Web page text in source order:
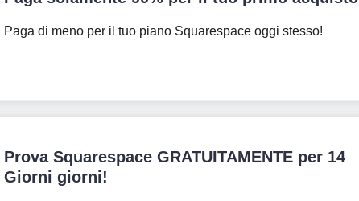
Paga di meno per il tuo piano Squarespace oggi stesso!
Prova Squarespace GRATUITAMENTE per 14
Giorni giorni!